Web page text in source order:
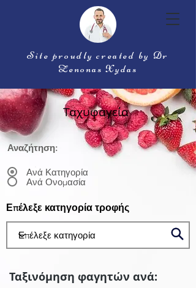
Site proudly created by Dr
Zenonas Xydas
Ταχυφαγεία
Αναζήτηση:
Ανά Κατηγορία
Ανά Ονομασία
Επέλεξε κατηγορία τροφής
Ταξινόμηση φαγητών ανά: